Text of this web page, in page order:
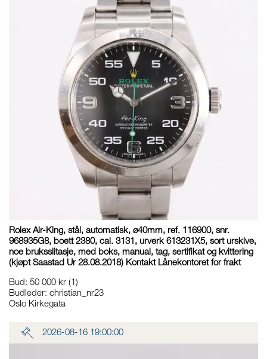
Rolex Air-King, stål, automatisk, ø40mm, ref. 116900, snr.
968935G8, boett 2380, cal. 3131, urverk 613231X5, sort urskive,
noe bruksslitasje, med boks, manual, tag, sertifikat og kvittering
(kjøpt Saastad Ur 28.08.2018) Kontakt Lånekontoret for frakt
Bud: 50 000 kr (1)
Budleder: christian_nr23
Oslo Kirkegata
2026-08-16 19:00:00